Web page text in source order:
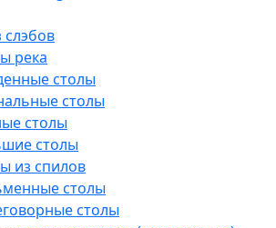
слэбов
река
столы
столы
столы
столы
из спилов
столы
столы